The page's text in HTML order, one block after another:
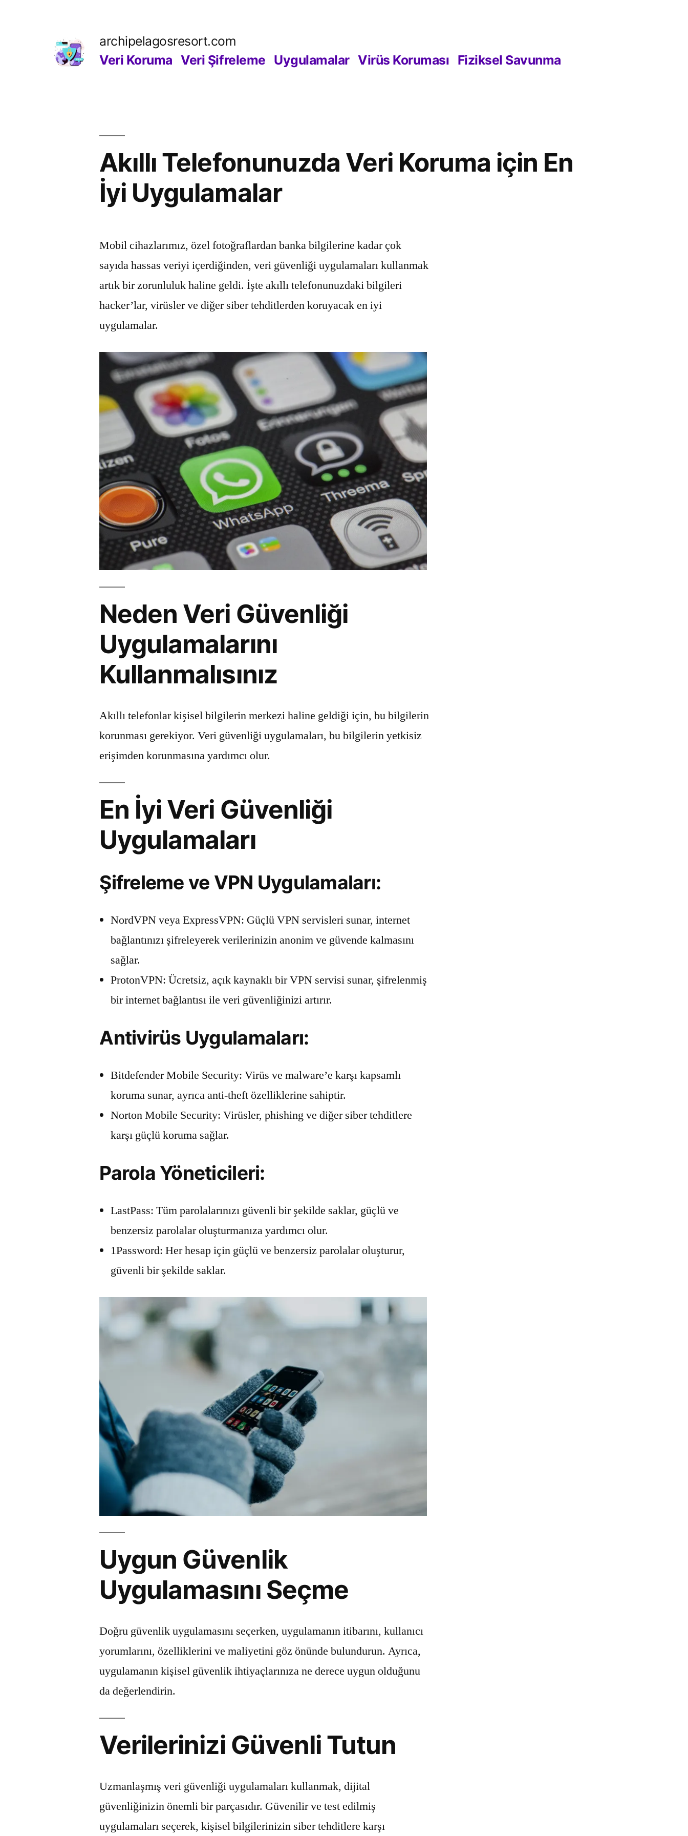
archipelagosresort.com
Veri Koruma Veri Şifreleme Uygulamalar Virüs Koruması Fiziksel Savunma
Akıllı Telefonunuzda Veri Koruma için En
İyi Uygulamalar
Mobil cihazlarımız, özel fotoğraflardan banka bilgilerine kadar çok
sayıda hassas veriyi içerdiğinden, veri güvenliği uygulamaları kullanmak
artık bir zorunluluk haline geldi. İşte akıllı telefonunuzdaki bilgileri
hacker’lar, virüsler ve diğer siber tehditlerden koruyacak en iyi
uygulamalar.
Neden Veri Güvenliği
Uygulamalarını
Kullanmalısınız
Akıllı telefonlar kişisel bilgilerin merkezi haline geldiği için, bu bilgilerin
korunması gerekiyor. Veri güvenliği uygulamaları, bu bilgilerin yetkisiz
erişimden korunmasına yardımcı olur.
En İyi Veri Güvenliği
Uygulamaları
Şifreleme ve VPN Uygulamaları:
NordVPN veya ExpressVPN: Güçlü VPN servisleri sunar, internet
bağlantınızı şifreleyerek verilerinizin anonim ve güvende kalmasını
sağlar.
ProtonVPN: Ücretsiz, açık kaynaklı bir VPN servisi sunar, şifrelenmiş
bir internet bağlantısı ile veri güvenliğinizi artırır.
Antivirüs Uygulamaları:
Bitdefender Mobile Security: Virüs ve malware’e karşı kapsamlı
koruma sunar, ayrıca anti-theft özelliklerine sahiptir.
Norton Mobile Security: Virüsler, phishing ve diğer siber tehditlere
karşı güçlü koruma sağlar.
Parola Yöneticileri:
LastPass: Tüm parolalarınızı güvenli bir şekilde saklar, güçlü ve
benzersiz parolalar oluşturmanıza yardımcı olur.
1Password: Her hesap için güçlü ve benzersiz parolalar oluşturur,
güvenli bir şekilde saklar.
Uygun Güvenlik
Uygulamasını Seçme
Doğru güvenlik uygulamasını seçerken, uygulamanın itibarını, kullanıcı
yorumlarını, özelliklerini ve maliyetini göz önünde bulundurun. Ayrıca,
uygulamanın kişisel güvenlik ihtiyaçlarınıza ne derece uygun olduğunu
da değerlendirin.
Verilerinizi Güvenli Tutun
Uzmanlaşmış veri güvenliği uygulamaları kullanmak, dijital
güvenliğinizin önemli bir parçasıdır. Güvenilir ve test edilmiş
uygulamaları seçerek, kişisel bilgilerinizin siber tehditlere karşı